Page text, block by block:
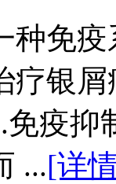
种免
疗银
疫抑
...[详